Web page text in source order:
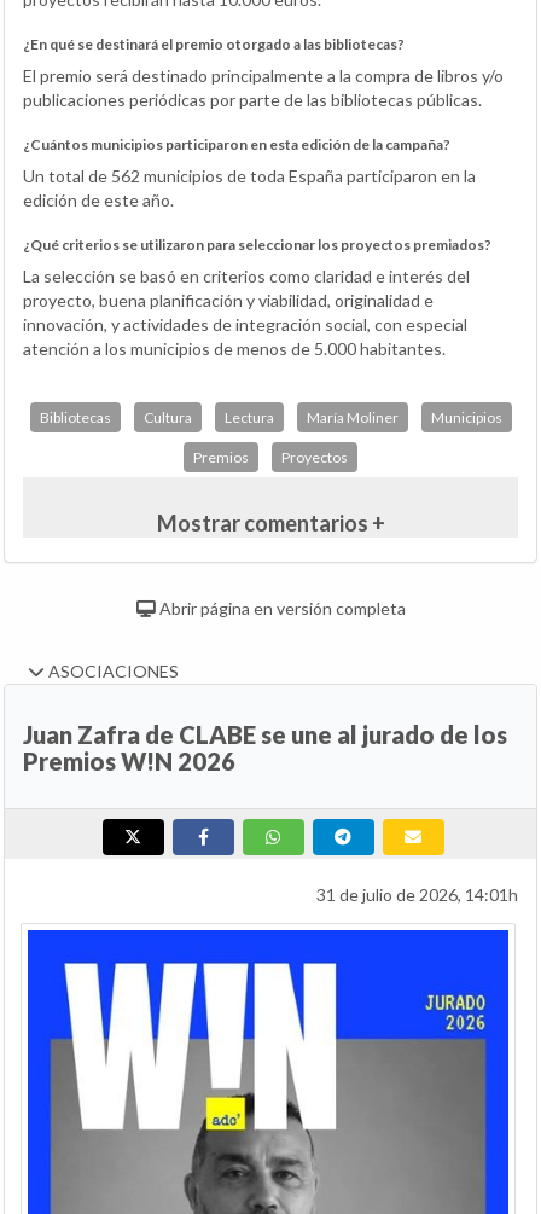
¿En qué se destinará el premio otorgado a las bibliotecas?
El premio será destinado principalmente a la compra de libros y/o
publicaciones periódicas por parte de las bibliotecas públicas.
¿Cuántos municipios participaron en esta edición de la campaña?
Un total de 562 municipios de toda España participaron en la
edición de este año.
¿Qué criterios se utilizaron para seleccionar los proyectos premiados?
La selección se basó en criterios como claridad e interés del
proyecto, buena planificación y viabilidad, originalidad e
innovación, y actividades de integración social, con especial
atención a los municipios de menos de 5.000 habitantes.
Bibliotecas Cultura Lectura María Moliner Municipios
Premios Proyectos
Mostrar comentarios +
Abrir página en versión completa
ASOCIACIONES
Juan Zafra de CLABE se une al jurado de los
Premios W!N 2026
31 de julio de 2026, 14:01h